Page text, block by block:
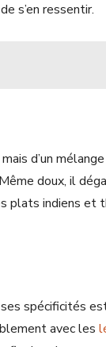
s’en ressentir.
d’un
doux, il
plats indiens et
spécificités
avec les